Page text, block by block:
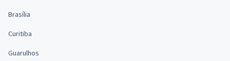
Brasília
Curitiba
Guarulhos